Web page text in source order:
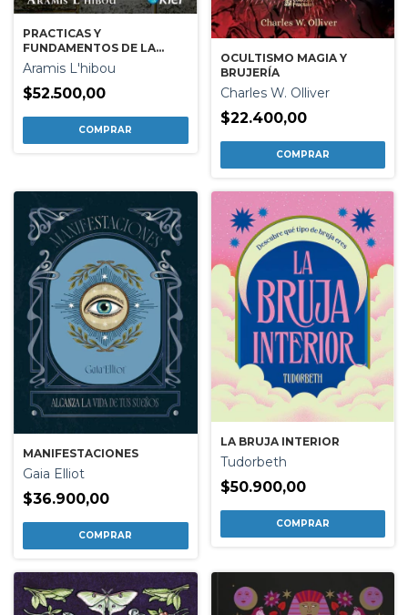
PRACTICAS Y
FUNDAMENTOS DE LA
MAGIA
Aramis L'hibou
$52.500,00
OCULTISMO MAGIA Y
BRUJERÍA
Charles W. Olliver
$22.400,00
MANIFESTACIONES
Gaia Elliot
$36.900,00
LA BRUJA INTERIOR
Tudorbeth
$50.900,00